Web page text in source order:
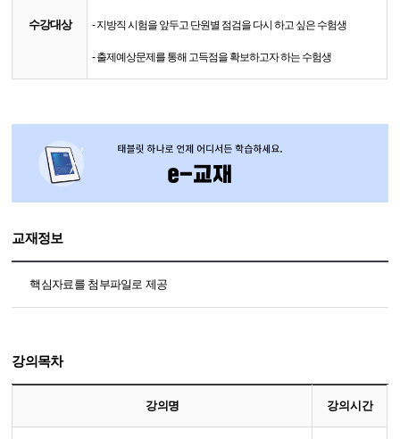
수강대상 - 지방직 시험을 앞두고 단원별 점검을 다시 하고 싶은 수험생
- 출제예상문제를 통해 고득점을 확보하고자 하는 수험생
교재정보
핵심자료를 첨부파일로 제공
강의목차
강의명 강의시간